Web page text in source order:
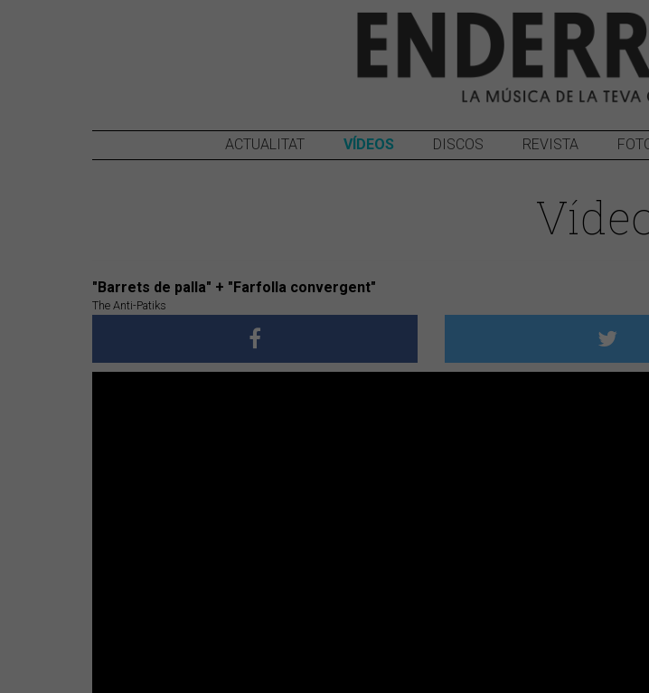
ACTUALITAT VÍDEOS DISCOS REVISTA
"Barrets de palla" + "Farfolla convergent"
The Anti-Patiks